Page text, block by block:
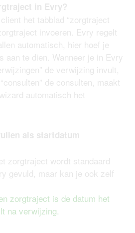
in Evry?
het tabblad “zorgtraject
invoeren. Evry regelt
automatisch, hier hoef je
aan te dien. Wanneer je in Evry
de verwijzing invult,
de consulten, maakt
automatisch het
als startdatum
zorgtraject wordt standaard
gevuld, maar kan je ook zelf
zorgtraject is de datum het
na verwijzing.